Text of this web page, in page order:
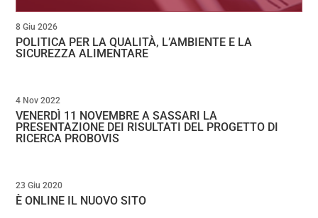
POLITICA PER LA QUALITÀ, L’AMBIENTE E LA
SICUREZZA ALIMENTARE
8 Giu 2026
VENERDÌ 11 NOVEMBRE A SASSARI LA
PRESENTAZIONE DEI RISULTATI DEL PROGETTO DI
RICERCA PROBOVIS
4 Nov 2022
È ONLINE IL NUOVO SITO
23 Giu 2020